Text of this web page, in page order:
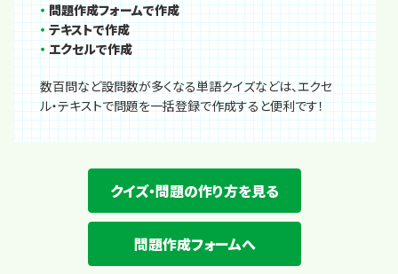
問題作成フォームで作成
テキストで作成
エクセルで作成
数百問など設問数が多くなる単語クイズなどは、エクセ
ル・テキストで問題を一括登録で作成すると便利です！
クイズ・問題の作り方を見る
問題作成フォームへ